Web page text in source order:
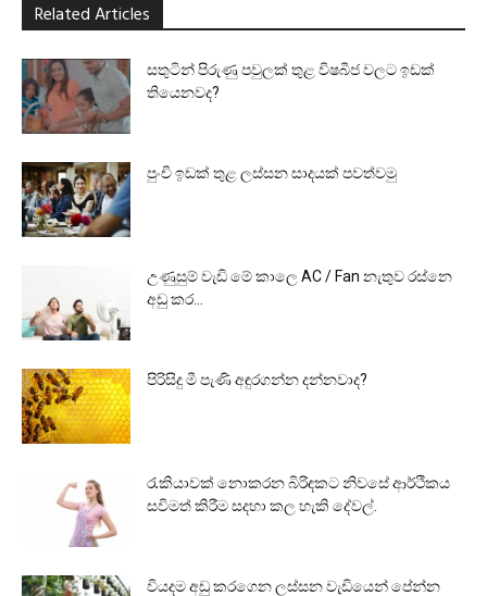
Related Articles
සතුටින් පිරුණු පවුලක් තුළ විෂබීජ වලට ඉඩක්
තියෙනවද?
පුංචි ඉඩක් තුළ ලස්සන සාදයක් පවත්වමු
උණුසුම් වැඩි මේ කාලෙ AC / Fan නැතුව රස්නෙ
අඩු කර...
පිරිසිදු මී පැණි අඳුරගන්න දන්නවාද?
රැකියාවක් නොකරන බිරිඳකට නිවසේ ආර්ථිකය
සවිමත් කිරීම සදහා කල හැකි දේවල්.
වියදම අඩු කරගෙන ලස්සන වැඩියෙන් පේන්න